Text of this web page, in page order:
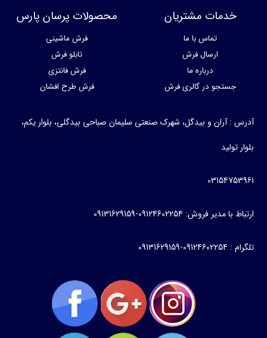
خدمات مشتریان
تماس با ما
ارسال فرش
درباره ما
جستجو در گالری فرش
محصولات پرسان پارس
فرش ماشینی
تابلو فرش
فرش فانتزی
فرش طرح افشان
: آران و بیدگل، شهرک صنعتی سلیمان صباحی بیدگلی، بلوار یکم،
تولید
با مدیر فروش: 09124602254-09131629159
09124602254-09131629159